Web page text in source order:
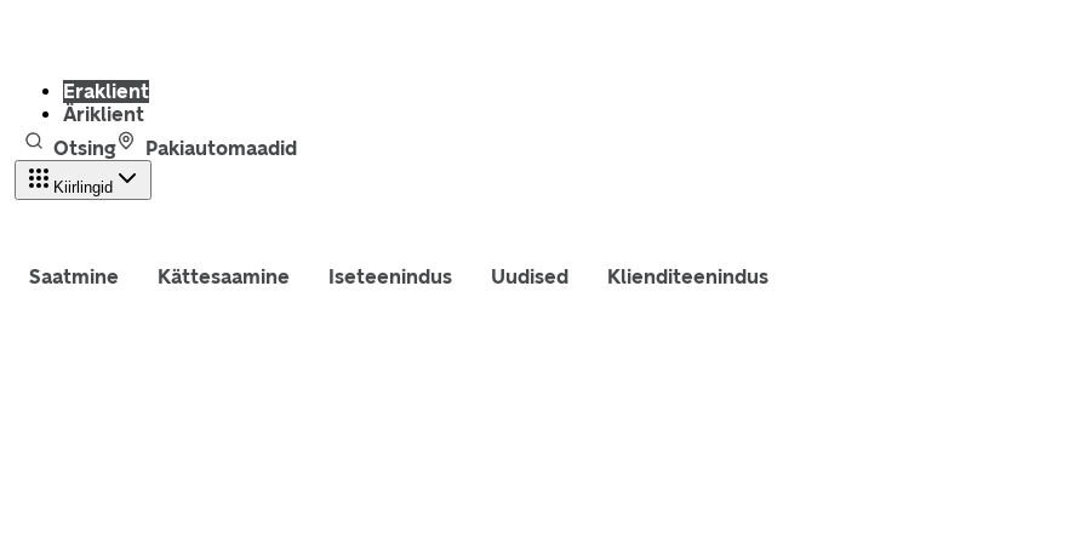
Eraklient
Äriklient
Otsing
Pakiautomaadid
Kiirlingid
Saatmine Kättesaamine Iseteenindus Uudised Klienditeenindus